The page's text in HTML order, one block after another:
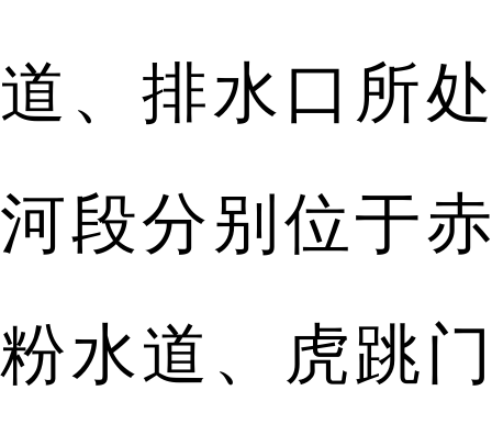
道、排水口所处
河段分别位于赤
粉水道、虎跳门